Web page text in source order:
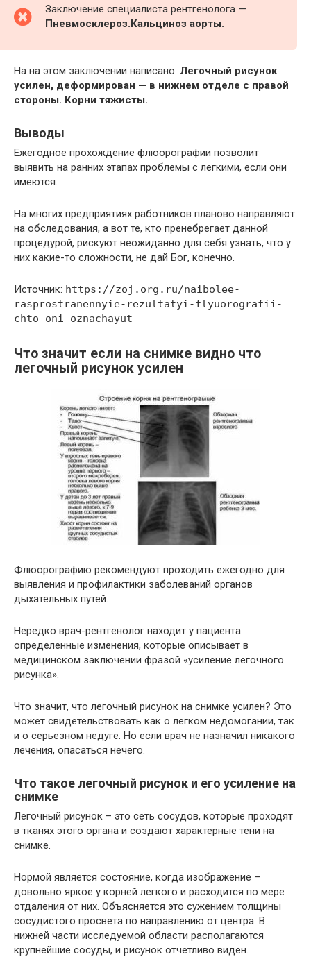
Заключение специалиста рентгенолога —
Пневмосклероз.Кальциноз аорты.
На на этом заключении написано: Легочный рисунок
усилен, деформирован — в нижнем отделе с правой
стороны. Корни тяжисты.
Выводы
Ежегодное прохождение флюорографии позволит
выявить на ранних этапах проблемы с легкими, если они
имеются.
На многих предприятиях работников планово направляют
на обследования, а вот те, кто пренебрегает данной
процедурой, рискуют неожиданно для себя узнать, что у
них какие-то сложности, не дай Бог, конечно.
Источник: https://zoj.org.ru/naibolee-
rasprostranennyie-rezultatyi-flyuorografii-
chto-oni-oznachayut
Что значит если на снимке видно что
легочный рисунок усилен
Флюорографию рекомендуют проходить ежегодно для
выявления и профилактики заболеваний органов
дыхательных путей.
Нередко врач-рентгенолог находит у пациента
определенные изменения, которые описывает в
медицинском заключении фразой «усиление легочного
рисунка».
Что значит, что легочный рисунок на снимке усилен? Это
может свидетельствовать как о легком недомогании, так
и о серьезном недуге. Но если врач не назначил никакого
лечения, опасаться нечего.
Что такое легочный рисунок и его усиление на
снимке
Легочный рисунок – это сеть сосудов, которые проходят
в тканях этого органа и создают характерные тени на
снимке.
Нормой является состояние, когда изображение –
довольно яркое у корней легкого и расходится по мере
отдаления от них. Объясняется это сужением толщины
сосудистого просвета по направлению от центра. В
нижней части исследуемой области располагаются
крупнейшие сосуды, и рисунок отчетливо виден.